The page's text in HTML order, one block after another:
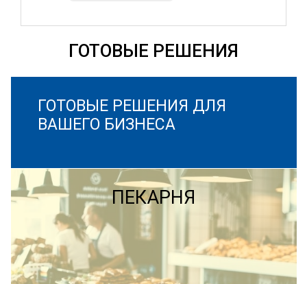
ГОТОВЫЕ РЕШЕНИЯ
ГОТОВЫЕ РЕШЕНИЯ ДЛЯ
ВАШЕГО БИЗНЕСА
ПЕКАРНЯ